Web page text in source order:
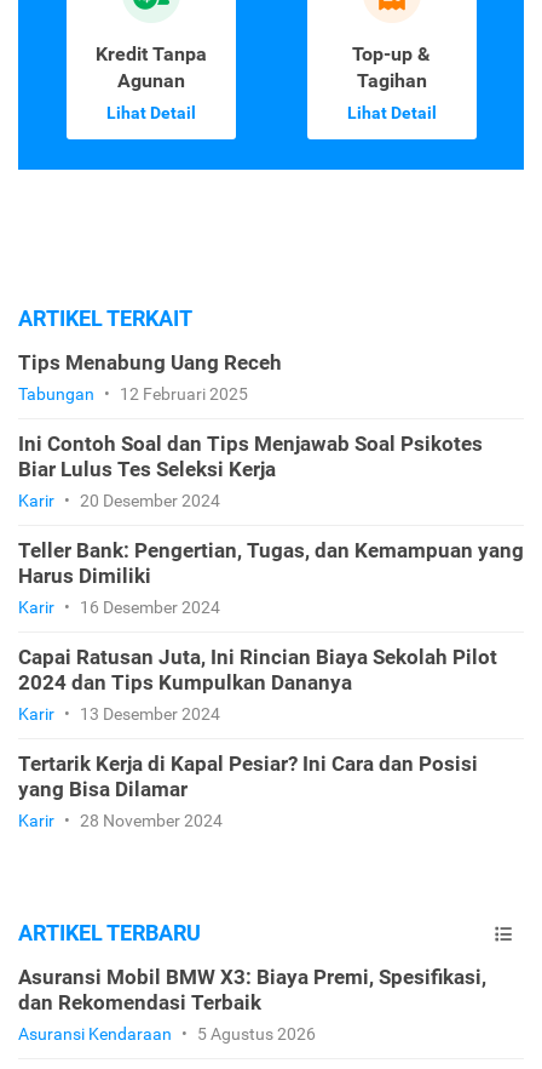
Kredit Tanpa
Agunan
Lihat Detail
Top-up &
Tagihan
Lihat Detail
ARTIKEL TERKAIT
Tips Menabung Uang Receh
Tabungan • 12 Februari 2025
Ini Contoh Soal dan Tips Menjawab Soal Psikotes
Biar Lulus Tes Seleksi Kerja
Karir • 20 Desember 2024
Teller Bank: Pengertian, Tugas, dan Kemampuan yang
Harus Dimiliki
Karir • 16 Desember 2024
Capai Ratusan Juta, Ini Rincian Biaya Sekolah Pilot
2024 dan Tips Kumpulkan Dananya
Karir • 13 Desember 2024
Tertarik Kerja di Kapal Pesiar? Ini Cara dan Posisi
yang Bisa Dilamar
Karir • 28 November 2024
ARTIKEL TERBARU
Asuransi Mobil BMW X3: Biaya Premi, Spesifikasi,
dan Rekomendasi Terbaik
Asuransi Kendaraan • 5 Agustus 2026